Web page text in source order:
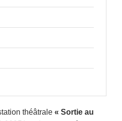
théâtrale « Sortie au